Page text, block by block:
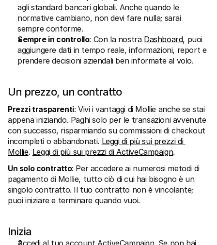
agli standard bancari globali. Anche quando le
normative cambiano, non devi fare nulla; sarai
sempre conforme.
Sempre in controllo: Con la nostra Dashboard, puoi
aggiungere dati in tempo reale, informazioni, report e
prendere decisioni aziendali ben informate al volo.
Un prezzo, un contratto
Prezzi trasparenti: Vivi i vantaggi di Mollie anche se stai
appena iniziando. Paghi solo per le transazioni avvenute
con successo, risparmiando su commissioni di checkout
incompleti o abbandonati. Leggi di più sui prezzi di
Mollie. Leggi di più sui prezzi di ActiveCampaign.
Un solo contratto: Per accedere ai numerosi metodi di
pagamento di Mollie, tutto ciò di cui hai bisogno è un
singolo contratto. Il tuo contratto non è vincolante;
puoi iniziare e terminare quando vuoi.
Inizia
Accedi al tuo account ActiveCampaign. Se non hai